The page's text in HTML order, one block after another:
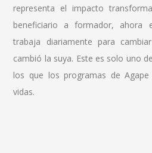
representa el impacto
beneficiario a formador, ahora
trabaja diariamente para
cambió la suya. Este es solo uno
los que los programas de
vidas.